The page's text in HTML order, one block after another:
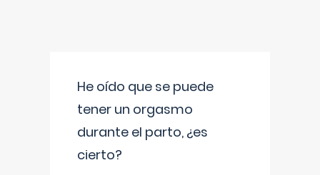
He oído que se puede
tener un orgasmo
durante el parto, ¿es
cierto?